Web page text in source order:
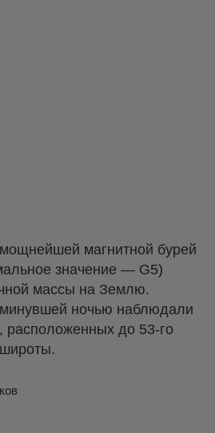
магнитной бурей
значение — G5)
массы на Землю.
ночью наблюдали
расположенных до 53-го